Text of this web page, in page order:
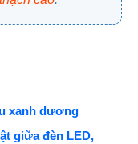
xanh dương
giữa đèn LED,